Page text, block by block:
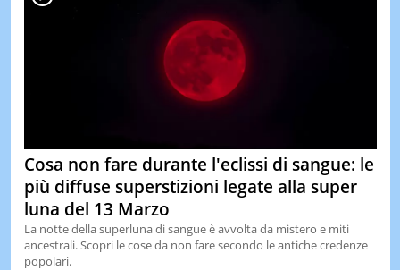
Cosa non fare durante l'eclissi di sangue: le
più diffuse superstizioni legate alla super
luna del 13 Marzo
La notte della superluna di sangue è avvolta da mistero e miti
ancestrali. Scopri le cose da non fare secondo le antiche credenze
popolari.